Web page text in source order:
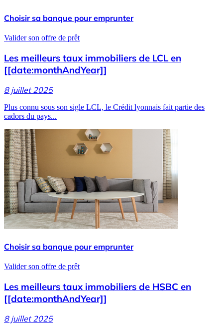
Choisir sa banque pour emprunter
Valider son offre de prêt
Les meilleurs taux immobiliers de LCL en
[[date:monthAndYear]]
8 juillet 2025
Plus connu sous son sigle LCL, le Crédit lyonnais fait partie des
cadors du pays...
Choisir sa banque pour emprunter
Valider son offre de prêt
Les meilleurs taux immobiliers de HSBC en
[[date:monthAndYear]]
8 juillet 2025